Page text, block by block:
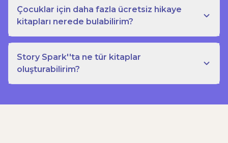
Çocuklar için daha fazla ücretsiz hikaye
kitapları nerede bulabilirim?
Story Spark''ta ne tür kitaplar
oluşturabilirim?